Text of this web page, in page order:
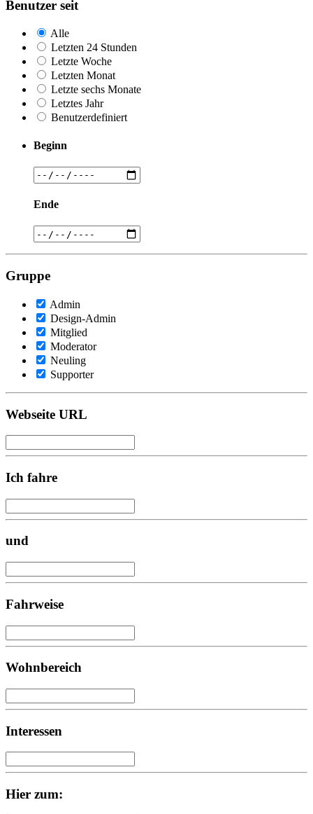
Benutzer seit
Alle
Letzten 24 Stunden
Letzte Woche
Letzten Monat
Letzte sechs Monate
Letztes Jahr
Benutzerdefiniert
Beginn
Ende
Gruppe
Admin
Design-Admin
Mitglied
Moderator
Neuling
Supporter
Webseite URL
Ich fahre
und
Fahrweise
Wohnbereich
Interessen
Hier zum: